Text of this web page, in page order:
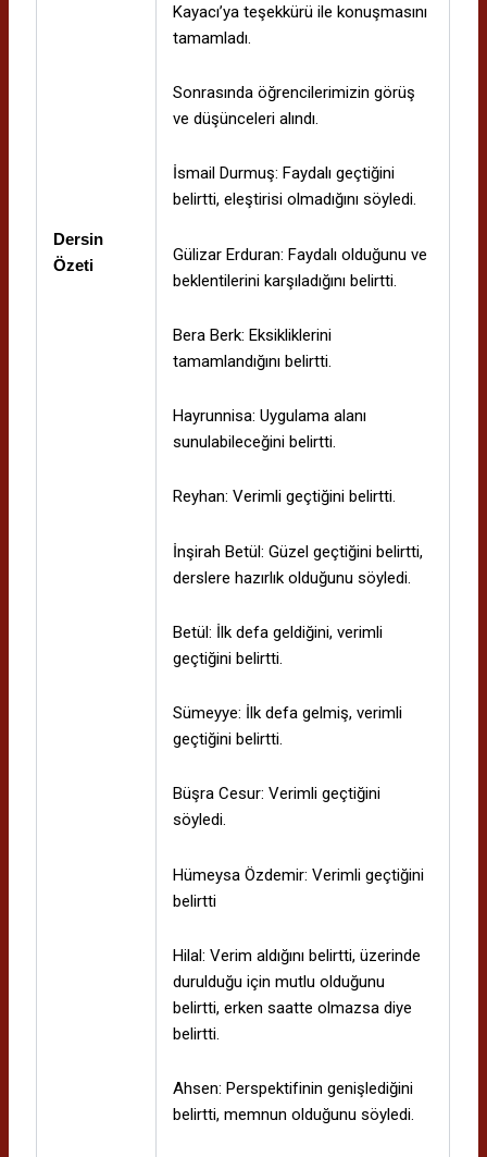
Dersin
Özeti
Kayacı’ya teşekkürü ile konuşmasını
tamamladı.
Sonrasında öğrencilerimizin görüş
ve düşünceleri alındı.
İsmail Durmuş: Faydalı geçtiğini
belirtti, eleştirisi olmadığını söyledi.
Gülizar Erduran: Faydalı olduğunu ve
beklentilerini karşıladığını belirtti.
Bera Berk: Eksikliklerini
tamamlandığını belirtti.
Hayrunnisa: Uygulama alanı
sunulabileceğini belirtti.
Reyhan: Verimli geçtiğini belirtti.
İnşirah Betül: Güzel geçtiğini belirtti,
derslere hazırlık olduğunu söyledi.
Betül: İlk defa geldiğini, verimli
geçtiğini belirtti.
Sümeyye: İlk defa gelmiş, verimli
geçtiğini belirtti.
Büşra Cesur: Verimli geçtiğini
söyledi.
Hümeysa Özdemir: Verimli geçtiğini
belirtti
Hilal: Verim aldığını belirtti, üzerinde
durulduğu için mutlu olduğunu
belirtti, erken saatte olmazsa diye
belirtti.
Ahsen: Perspektifinin genişlediğini
belirtti, memnun olduğunu söyledi.